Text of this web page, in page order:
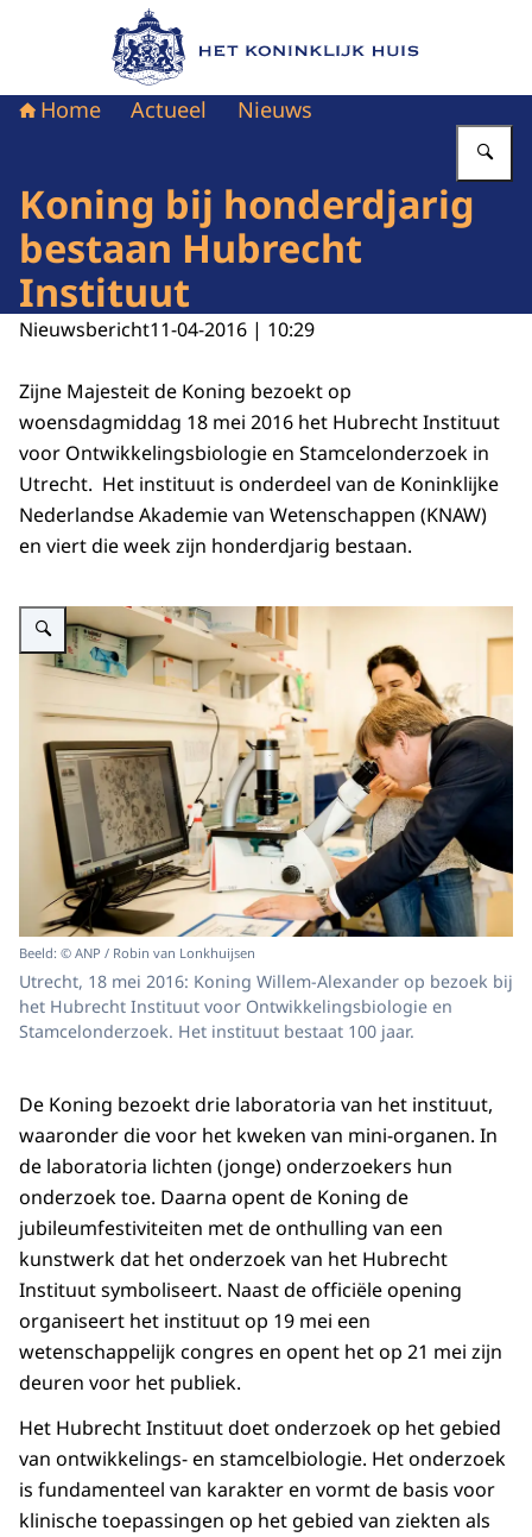
Naar de homepage van Het Koninklijk Huis
Home Actueel Nieuws
Koning bij honderdjarig
bestaan Hubrecht
Instituut
Nieuwsbericht11-04-2016 | 10:29
Zijne Majesteit de Koning bezoekt op
woensdagmiddag 18 mei 2016 het Hubrecht Instituut
voor Ontwikkelingsbiologie en Stamcelonderzoek in
Utrecht. Het instituut is onderdeel van de Koninklijke
Nederlandse Akademie van Wetenschappen (KNAW)
en viert die week zijn honderdjarig bestaan.
Vergroot afbeelding ""
Beeld: © ANP / Robin van Lonkhuijsen
Utrecht, 18 mei 2016: Koning Willem-Alexander op bezoek bij
het Hubrecht Instituut voor Ontwikkelingsbiologie en
Stamcelonderzoek. Het instituut bestaat 100 jaar.
De Koning bezoekt drie laboratoria van het instituut,
waaronder die voor het kweken van mini-organen. In
de laboratoria lichten (jonge) onderzoekers hun
onderzoek toe. Daarna opent de Koning de
jubileumfestiviteiten met de onthulling van een
kunstwerk dat het onderzoek van het Hubrecht
Instituut symboliseert. Naast de officiële opening
organiseert het instituut op 19 mei een
wetenschappelijk congres en opent het op 21 mei zijn
deuren voor het publiek.
Het Hubrecht Instituut doet onderzoek op het gebied
van ontwikkelings- en stamcelbiologie. Het onderzoek
is fundamenteel van karakter en vormt de basis voor
klinische toepassingen op het gebied van ziekten als